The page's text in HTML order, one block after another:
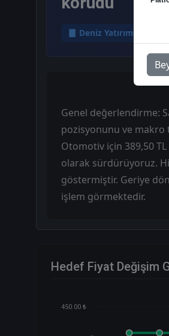
Deniz Yatırım
Genel değerlendirme:
pozisyonunu ve makro
Otomotiv için 389,50 TL
olarak sürdürüyoruz.
göstermiştir. Geriye
işlem görmektedir.
Hedef Fiyat Değişim
450.00 ₺